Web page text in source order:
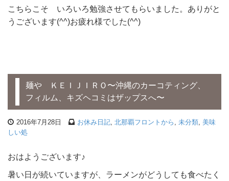
こちらこそ いろいろ勉強させてもらいました。ありがと
うございます(^^)お疲れ様でした(^^)
麺や ＫＥＩＪＩＲＯ〜沖縄のカーコティング、
フィルム、キズヘコミはザップスへ〜
2016年7月28日 お休み日記 北那覇フロントから 未分類 美味
しい処
おはようございます♪
暑い日が続いていますが、ラーメンがどうしても食べたく